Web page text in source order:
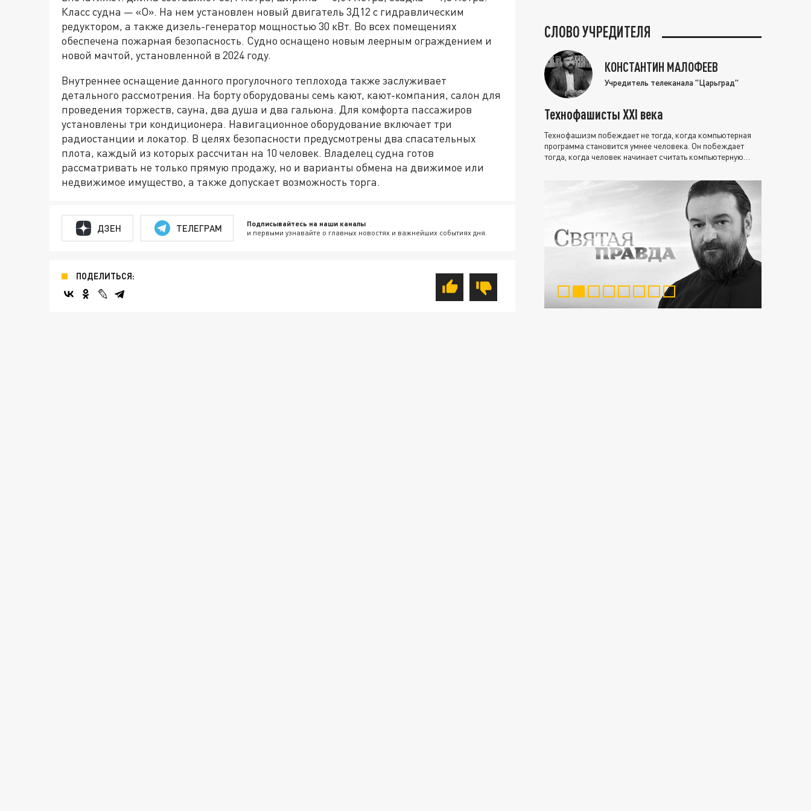
Класс судна — «О». На нем установлен новый двигатель 3Д12 с гидравлическим
редуктором, а также дизель-генератор мощностью 30 кВт. Во всех помещениях
обеспечена пожарная безопасность. Судно оснащено новым леерным ограждением и
новой мачтой, установленной в 2024 году.
Внутреннее оснащение данного прогулочного теплохода также заслуживает
детального рассмотрения. На борту оборудованы семь кают, кают-компания, салон для
проведения торжеств, сауна, два душа и два гальюна. Для комфорта пассажиров
установлены три кондиционера. Навигационное оборудование включает три
радиостанции и локатор. В целях безопасности предусмотрены два спасательных
плота, каждый из которых рассчитан на 10 человек. Владелец судна готов
рассматривать не только прямую продажу, но и варианты обмена на движимое или
недвижимое имущество, а также допускает возможность торга.
ДЗЕН ТЕЛЕГРАМ Подписывайтесь на наши каналы
и первыми узнавайте о главных новостях и важнейших событиях дня.
ПОДЕЛИТЬСЯ:
СЛОВО УЧРЕДИТЕЛЯ
КОНСТАНТИН МАЛОФЕЕВ
Учредитель телеканала "Царьград"
Технофашисты XXI века
Технофашизм побеждает не тогда, когда компьютерная
программа становится умнее человека. Он побеждает
тогда, когда человек начинает считать компьютерную